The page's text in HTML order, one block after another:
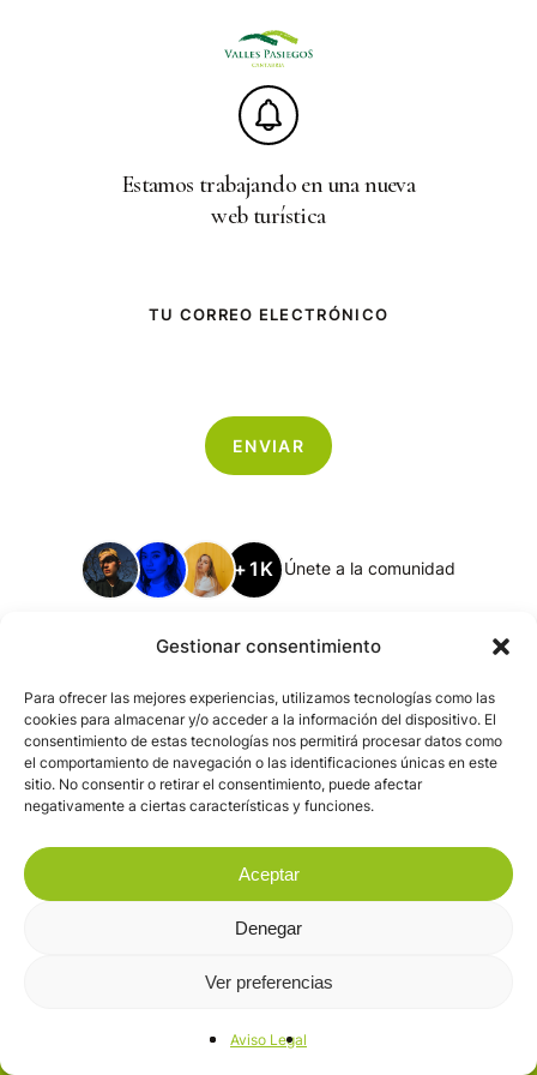
Gestionar consentimiento
Para ofrecer las mejores experiencias, utilizamos tecnologías como las
cookies para almacenar y/o acceder a la información del dispositivo. El
consentimiento de estas tecnologías nos permitirá procesar datos como
el comportamiento de navegación o las identificaciones únicas en este
sitio. No consentir o retirar el consentimiento, puede afectar
negativamente a ciertas características y funciones.
Aceptar
Denegar
Ver preferencias
Aviso Legal
Estamos trabajando en una nueva
web turística
TU CORREO ELECTRÓNICO
+1K Únete a la comunidad